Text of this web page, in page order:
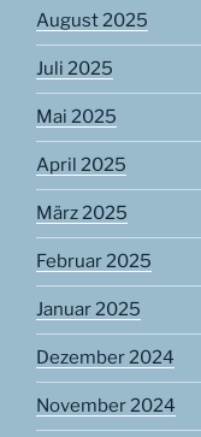
August 2025
Juli 2025
Mai 2025
April 2025
März 2025
Februar 2025
Januar 2025
Dezember 2024
November 2024